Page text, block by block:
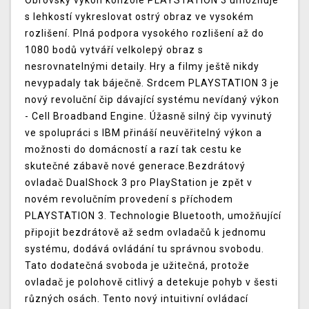
s lehkostí vykreslovat ostrý obraz ve vysokém
rozlišení. Plná podpora vysokého rozlišení až do
1080 bodů vytváří velkolepý obraz s
nesrovnatelnými detaily. Hry a filmy ještě nikdy
nevypadaly tak báječně. Srdcem PLAYSTATION 3 je
nový revoluční čip dávající systému nevídaný výkon
- Cell Broadband Engine. Úžasně silný čip vyvinutý
ve spolupráci s IBM přináší neuvěřitelný výkon a
možnosti do domácností a razí tak cestu ke
skutečné zábavě nové generace.Bezdrátový
ovladač DualShock 3 pro PlayStation je zpět v
novém revolučním provedení s příchodem
PLAYSTATION 3. Technologie Bluetooth, umožňující
připojit bezdrátově až sedm ovladačů k jednomu
systému, dodává ovládání tu správnou svobodu.
Tato dodatečná svoboda je užitečná, protože
ovladač je polohově citlivý a detekuje pohyb v šesti
různých osách. Tento nový intuitivní ovládací